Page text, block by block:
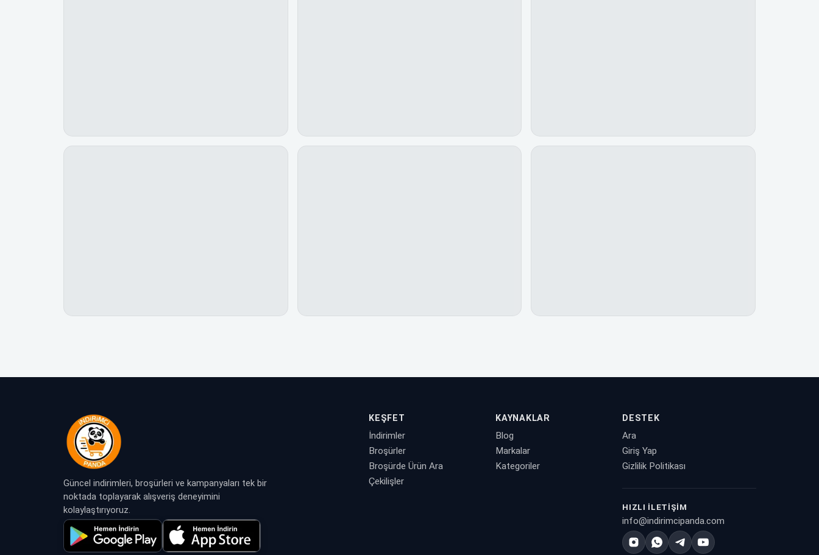
Güncel indirimleri, broşürleri ve kampanyaları tek bir
noktada toplayarak alışveriş deneyimini
kolaylaştırıyoruz.
KEŞFET
İndirimler
Broşürler
Broşürde Ürün Ara
Çekilişler
KAYNAKLAR
Blog
Markalar
Kategoriler
DESTEK
Ara
Giriş Yap
Gizlilik Politikası
HIZLI İLETIŞIM
info@indirimcipanda.com